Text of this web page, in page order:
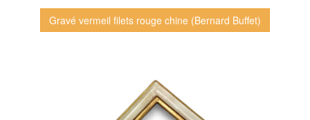
Gravé vermeil filets rouge chine (Bernard Buffet)